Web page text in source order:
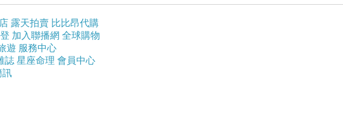
露天拍賣 比比昂代購
加入聯播網 全球購物
遊 服務中心
誌 星座命理 會員中心
訊